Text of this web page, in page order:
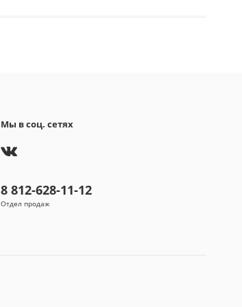
Мы в соц. сетях
8 812-628-11-12
Отдел продаж